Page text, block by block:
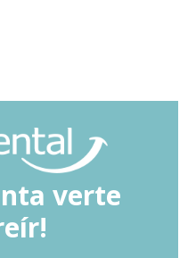
verte